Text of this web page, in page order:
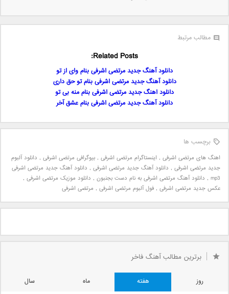
مطالب مرتبط
Related Posts:
دانلود آهنگ جدید مرتضی اشرفی بنام وای از تو
دانلود آهنگ جدید مرتضی اشرفی بنام تو حق داری
دانلود اهنگ جدید مرتضی اشرفی بنام منه بی تو
دانلود آهنگ جدید مرتضی اشرفی بنام عشق آخر
برچسب ها
اهنگ های مرتضی اشرفی , اینستاگرام مرتضی اشرفی , بیوگرافی مرتضی اشرفی , دانلود آلبوم
جدید مرتضی اشرفی , دانلود آهنگ جدید مرتضی اشرفی , دانلود آهنگ جدید مرتضی اشرفی
mp3
, دانلود آهنگ مرتضی اشرفی به نام دست بجنبون , دانلود موزیک مرتضی اشرفی ,
عکس جدید مرتضی اشرفی , فول آلبوم مرتضی اشرفی , مرتضی اشرفی
برترین مطالب آهنگ فاخر
روز هفته ماه
سال